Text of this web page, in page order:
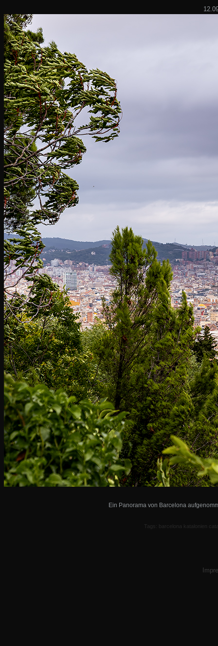
Ein Panorama von Barcelona
Tags: barcelona katalonien